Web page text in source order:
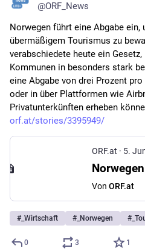
@ORF_News
Norwegen führt eine Abgabe ein,
übermäßigem Tourismus zu
verabschiedete heute ein Gesetz,
Kommunen in besonders stark
eine Abgabe von drei Prozent
oder in über Plattformen wie
Privatunterkünften erheben
orf.at/stories/3395949/
ORF.at · 5.
Von ORF.at
# _Wirtschaft # _Norwegen #
0 3 1